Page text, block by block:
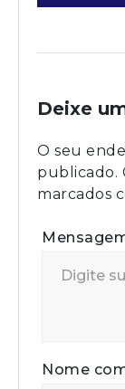
Deixe
O seu
publicado.
marcados
Nome